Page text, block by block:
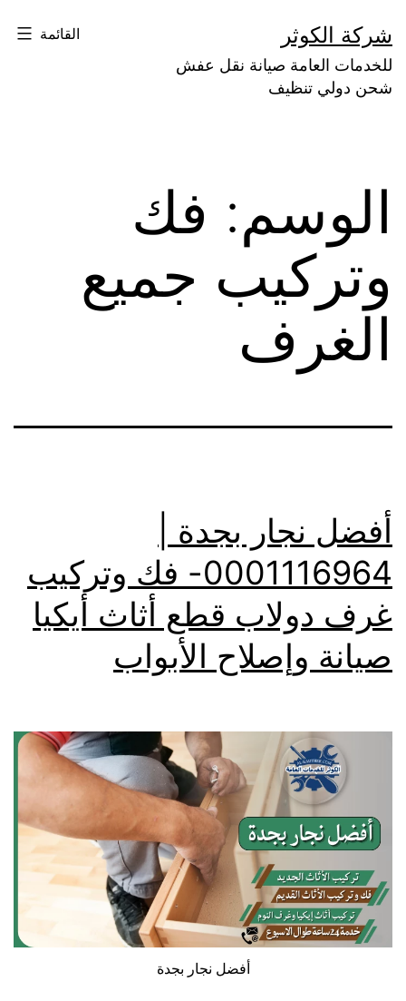
إلى
المحتوى
شركة الكوثر
للخدمات العامة صيانة نقل عفش
شحن دولي تنظيف
القائمة
الوسم: فك
وتركيب جميع
الغرف
أفضل نجار بجدة |
0001116964- فك وتركيب
غرف دولاب قطع أثاث أيكيا
صيانة وإصلاح الأبواب
أفضل نجار بجدة